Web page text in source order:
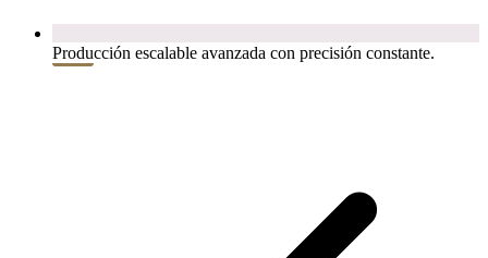
Producción escalable avanzada con precisión constante.